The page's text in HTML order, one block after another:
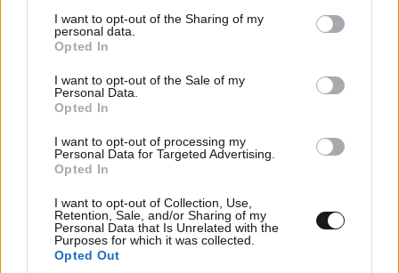
not limited to your visit or usage behaviour. You may click to
grant or deny consent to Google and its third-party tags to
use your data for below specified purposes in below Google
consent section.
I want to opt-out of the Sharing of my
personal data.
Opted In
I want to opt-out of the Sale of my
Personal Data.
Opted In
I want to opt-out of processing my
Personal Data for Targeted Advertising.
Opted In
I want to opt-out of Collection, Use,
Retention, Sale, and/or Sharing of my
Personal Data that Is Unrelated with the
Purposes for which it was collected.
Opted Out
ΑΘΛΗΤΙΚΑ07·08·2026 15:45
Η οργή για Γουόκαπ, το μέλλον του Ιωαννίδη
ανταγωνιστές